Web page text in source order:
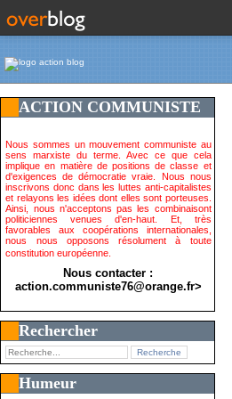
ACTION COMMUNISTE
Nous sommes un mouvement communiste au
sens marxiste du terme. Avec ce que cela
implique en matière de positions de classe et
d'exigences de démocratie vraie. Nous nous
inscrivons donc dans les luttes anti-capitalistes
et relayons les idées dont elles sont porteuses.
Ainsi, nous n'acceptons pas les combinaisont
politiciennes venues d'en-haut. Et, très
favorables aux coopérations internationales,
nous nous opposons résolument à toute
constitution européenne.
Nous contacter :
action.communiste76@orange.fr>
Rechercher
Humeur